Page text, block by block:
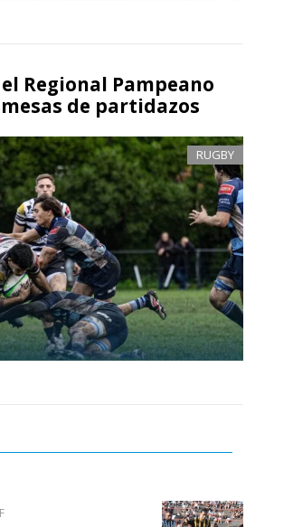
Regional Pampeano
de partidazos
RUGBY